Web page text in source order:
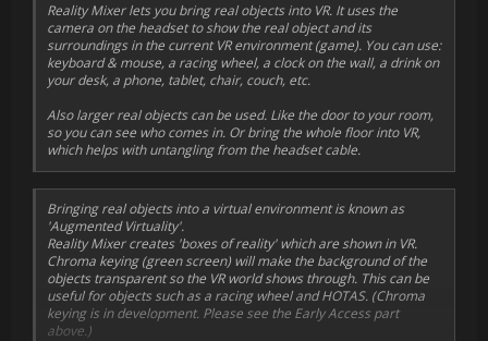
Reality Mixer lets you bring real objects into VR. It uses the
camera on the headset to show the real object and its
surroundings in the current VR environment (game). You can use:
keyboard & mouse, a racing wheel, a clock on the wall, a drink on
your desk, a phone, tablet, chair, couch, etc.
Also larger real objects can be used. Like the door to your room,
so you can see who comes in. Or bring the whole floor into VR,
which helps with untangling from the headset cable.
Bringing real objects into a virtual environment is known as
'Augmented Virtuality'.
Reality Mixercreates 'boxes of reality' which are shown in VR.
Chroma keying (green screen) will make the background of the
objects transparent so the VR world shows through. This can be
useful for objects such as a racing wheel and HOTAS. (Chroma
keying is in development. Please see the Early Access part
above.)